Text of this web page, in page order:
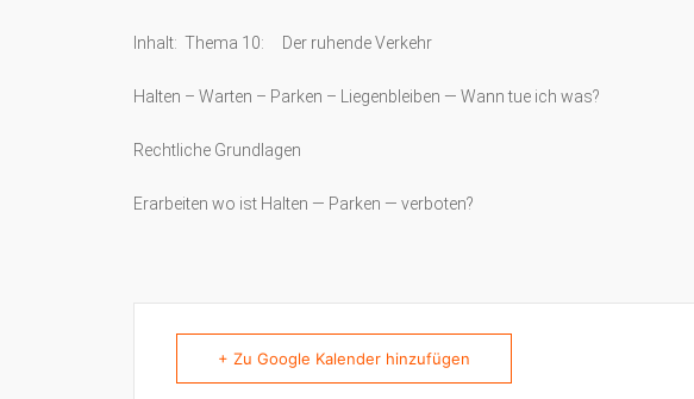
Inhalt: Thema 10: Der ruhende Verkehr
Halten – Warten – Parken – Liegenbleiben — Wann tue ich was?
Rechtliche Grundlagen
Erarbeiten wo ist Halten — Parken — verboten?
+ Zu Google Kalender hinzufügen